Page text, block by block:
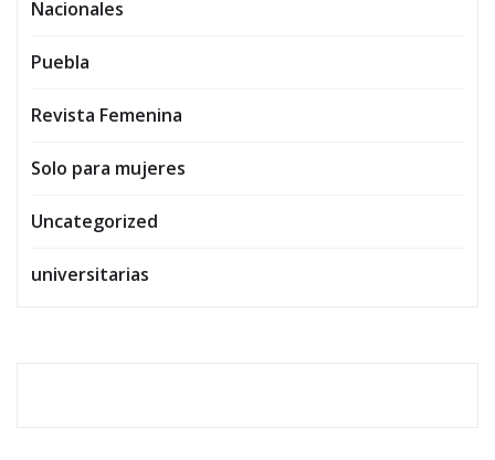
Nacionales
Puebla
Revista Femenina
Solo para mujeres
Uncategorized
universitarias